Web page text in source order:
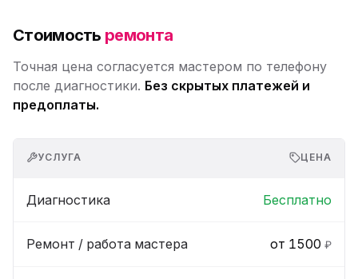
Стоимость ремонта
Точная цена согласуется мастером по телефону
после диагностики. Без скрытых платежей и
предоплаты.
УСЛУГА ЦЕНА
Диагностика Бесплатно
Ремонт / работа мастера от 1500 ₽